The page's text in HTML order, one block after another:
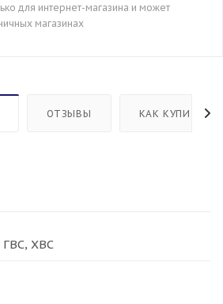
для интернет-магазина и может
магазинах
ОТЗЫВЫ КАК КУПИТЬ
ГВС, ХВС